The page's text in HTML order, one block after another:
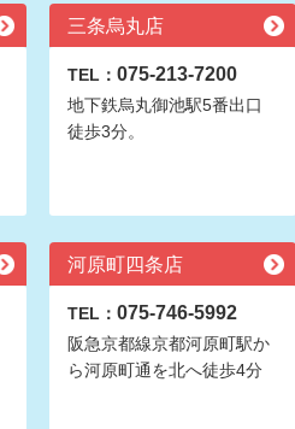
三条烏丸店
TEL： 075-213-7200
地下鉄烏丸御池駅5番出口
徒歩3分。
河原町四条店
TEL： 075-746-5992
阪急京都線京都河原町駅か
ら河原町通を北へ徒歩4分